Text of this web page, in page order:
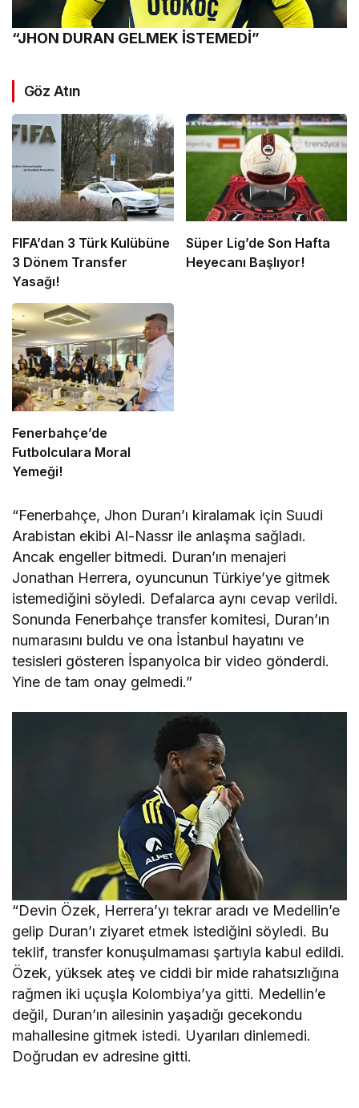
“JHON DURAN GELMEK İSTEMEDİ”
Göz Atın
FIFA’dan 3 Türk Kulübüne
3 Dönem Transfer
Yasağı!
Süper Lig’de Son Hafta
Heyecanı Başlıyor!
Fenerbahçe’de
Futbolculara Moral
Yemeği!
“Fenerbahçe, Jhon Duran’ı kiralamak için Suudi
Arabistan ekibi Al-Nassr ile anlaşma sağladı.
Ancak engeller bitmedi. Duran’ın menajeri
Jonathan Herrera, oyuncunun Türkiye’ye gitmek
istemediğini söyledi. Defalarca aynı cevap verildi.
Sonunda Fenerbahçe transfer komitesi, Duran’ın
numarasını buldu ve ona İstanbul hayatını ve
tesisleri gösteren İspanyolca bir video gönderdi.
Yine de tam onay gelmedi.”
“Devin Özek, Herrera’yı tekrar aradı ve Medellin’e
gelip Duran’ı ziyaret etmek istediğini söyledi. Bu
teklif, transfer konuşulmaması şartıyla kabul edildi.
Özek, yüksek ateş ve ciddi bir mide rahatsızlığına
rağmen iki uçuşla Kolombiya’ya gitti. Medellin’e
değil, Duran’ın ailesinin yaşadığı gecekondu
mahallesine gitmek istedi. Uyarıları dinlemedi.
Doğrudan ev adresine gitti.